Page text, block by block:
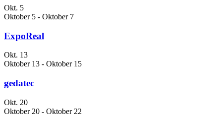
Okt. 5
Oktober 5 - Oktober 7
ExpoReal
Okt. 13
Oktober 13 - Oktober 15
gedatec
Okt. 20
Oktober 20 - Oktober 22